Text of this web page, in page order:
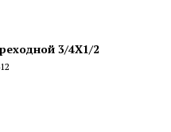
3/4X1/2